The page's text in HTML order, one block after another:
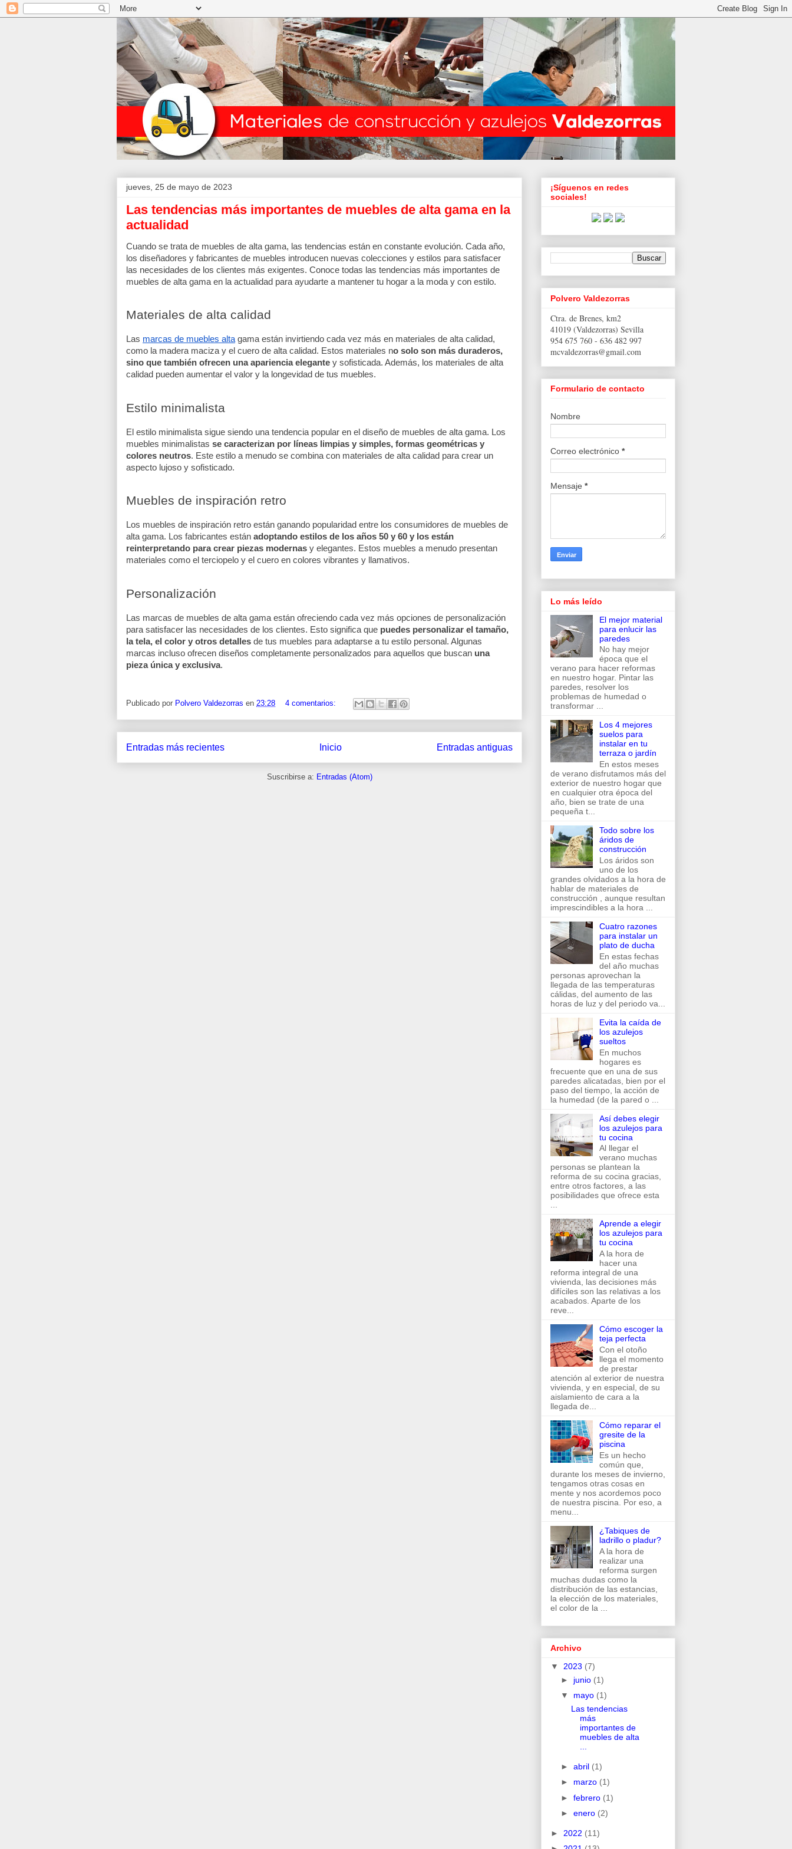
jueves, 25 de mayo de 2023
Las tendencias más importantes de muebles de alta gama en la
actualidad
Cuando se trata de muebles de alta gama, las tendencias están en constante evolución. Cada año,
los diseñadores y fabricantes de muebles introducen nuevas colecciones y estilos para satisfacer
las necesidades de los clientes más exigentes. Conoce todas las tendencias más importantes de
muebles de alta gama en la actualidad para ayudarte a mantener tu hogar a la moda y con estilo.
Materiales de alta calidad
Las marcas de muebles alta gama están invirtiendo cada vez más en materiales de alta calidad,
como la madera maciza y el cuero de alta calidad. Estos materiales no solo son más duraderos,
sino que también ofrecen una apariencia elegante y sofisticada. Además, los materiales de alta
calidad pueden aumentar el valor y la longevidad de tus muebles.
Estilo minimalista
El estilo minimalista sigue siendo una tendencia popular en el diseño de muebles de alta gama. Los
muebles minimalistas se caracterizan por líneas limpias y simples, formas geométricas y
colores neutros. Este estilo a menudo se combina con materiales de alta calidad para crear un
aspecto lujoso y sofisticado.
Muebles de inspiración retro
Los muebles de inspiración retro están ganando popularidad entre los consumidores de muebles de
alta gama. Los fabricantes están adoptando estilos de los años 50 y 60 y los están
reinterpretando para crear piezas modernas y elegantes. Estos muebles a menudo presentan
materiales como el terciopelo y el cuero en colores vibrantes y llamativos.
Personalización
Las marcas de muebles de alta gama están ofreciendo cada vez más opciones de personalización
para satisfacer las necesidades de los clientes. Esto significa que puedes personalizar el tamaño,
la tela, el color y otros detalles de tus muebles para adaptarse a tu estilo personal. Algunas
marcas incluso ofrecen diseños completamente personalizados para aquellos que buscan una
pieza única y exclusiva.
Publicado por Polvero Valdezorras en 23:28 4 comentarios:
Entradas más recientes Entradas antiguas
Inicio
Suscribirse a: Entradas (Atom)
¡Síguenos en redes
sociales!
Polvero Valdezorras
Ctra. de Brenes, km2
41019 (Valdezorras) Sevilla
954 675 760 - 636 482 997
mcvaldezorras@gmail.com
Formulario de contacto
Nombre
Correo electrónico *
Mensaje *
Lo más leído
El mejor material
para enlucir las
paredes
No hay mejor
época que el
verano para hacer reformas
en nuestro hogar. Pintar las
paredes, resolver los
problemas de humedad o
transformar ...
Los 4 mejores
suelos para
instalar en tu
terraza o jardín
En estos meses
de verano disfrutamos más del
exterior de nuestro hogar que
en cualquier otra época del
año, bien se trate de una
pequeña t...
Todo sobre los
áridos de
construcción
Los áridos son
uno de los
grandes olvidados a la hora de
hablar de materiales de
construcción , aunque resultan
imprescindibles a la hora ...
Cuatro razones
para instalar un
plato de ducha
En estas fechas
del año muchas
personas aprovechan la
llegada de las temperaturas
cálidas, del aumento de las
horas de luz y del periodo va...
Evita la caída de
los azulejos
sueltos
En muchos
hogares es
frecuente que en una de sus
paredes alicatadas, bien por el
paso del tiempo, la acción de
la humedad (de la pared o ...
Así debes elegir
los azulejos para
tu cocina
Al llegar el
verano muchas
personas se plantean la
reforma de su cocina gracias,
entre otros factores, a las
posibilidades que ofrece esta
...
Aprende a elegir
los azulejos para
tu cocina
A la hora de
hacer una
reforma integral de una
vivienda, las decisiones más
difíciles son las relativas a los
acabados. Aparte de los
reve...
Cómo escoger la
teja perfecta
Con el otoño
llega el momento
de prestar
atención al exterior de nuestra
vivienda, y en especial, de su
aislamiento de cara a la
llegada de...
Cómo reparar el
gresite de la
piscina
Es un hecho
común que,
durante los meses de invierno,
tengamos otras cosas en
mente y nos acordemos poco
de nuestra piscina. Por eso, a
menu...
¿Tabiques de
ladrillo o pladur?
A la hora de
realizar una
reforma surgen
muchas dudas como la
distribución de las estancias,
la elección de los materiales,
el color de la ...
Archivo
▼ 2023 (7)
► junio (1)
▼ mayo (1)
Las tendencias
más
importantes de
muebles de alta
...
► abril (1)
► marzo (1)
► febrero (1)
► enero (2)
► 2022 (11)